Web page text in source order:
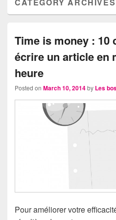
Time is money : 10
écrire un article en
heure
Posted on March 10, 2014by Les
Pour améliorer votre